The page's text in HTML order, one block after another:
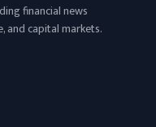
financial news
and capital markets.